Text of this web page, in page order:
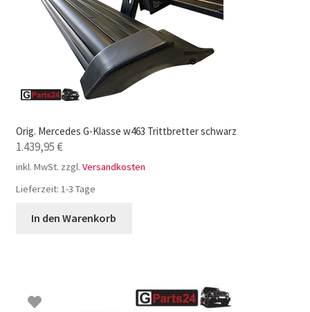
Orig. Mercedes G-Klasse w463 Trittbretter schwarz
1.439,95€
inkl. MwSt. zzgl. Versandkosten
Lieferzeit: 1-3 Tage
In den Warenkorb